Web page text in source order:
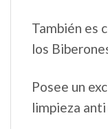
También es
los
Posee un
limpieza anti